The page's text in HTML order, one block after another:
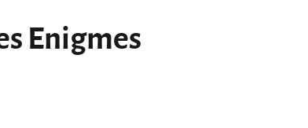
Enigmes